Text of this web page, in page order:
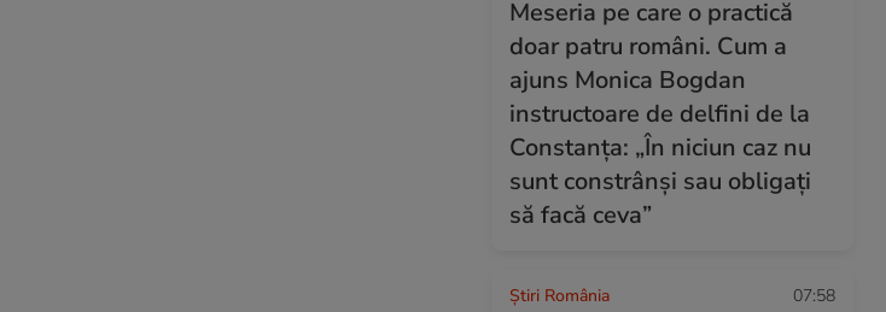
Meseria pe care o practică
doar patru români. Cum a
ajuns Monica Bogdan
instructoare de delfini de la
Constanța: „În niciun caz nu
sunt constrânși sau obligați
să facă ceva”
Știri România 07:58